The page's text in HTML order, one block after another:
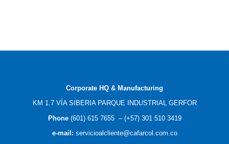
Corporate HQ & Manufacturing
KM 1.7 VÍA SIBERIA PARQUE INDUSTRIAL GERFOR
Phone (601) 615 7655 –(+57) 301 510 3419
e-mail : servicioalcliente@cafarcol.com.co